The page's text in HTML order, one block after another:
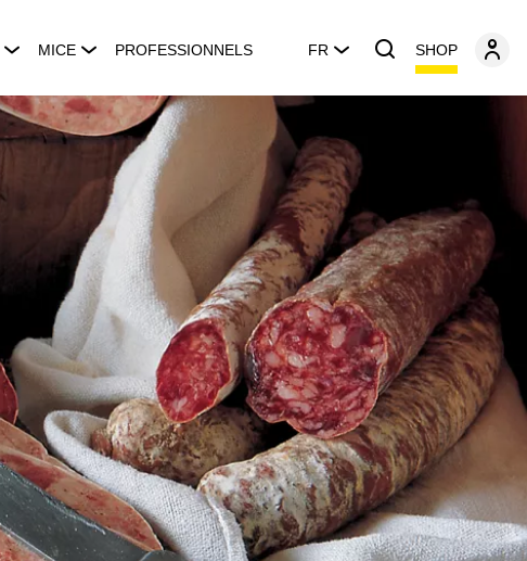
MICE PROFESSIONNELS FR SHOP